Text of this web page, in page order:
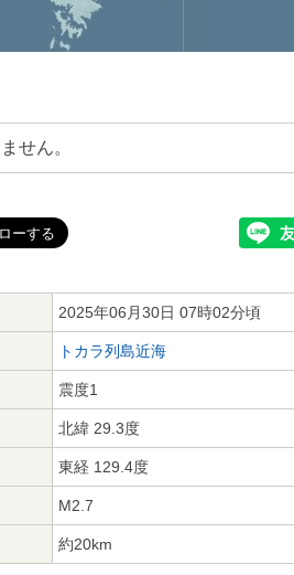
せん。
2025年06月30日 07時02分頃
トカラ列島近海
震度1
北緯 29.3度
東経 129.4度
M2.7
約20km